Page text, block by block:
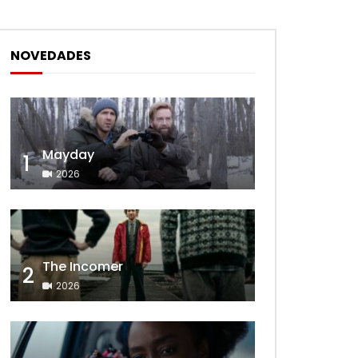
NOVEDADES
1 Mayday
2026
2 The Incomer
2026